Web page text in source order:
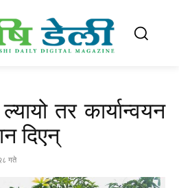
तर कार्यान्वयन
दिएन्
गते